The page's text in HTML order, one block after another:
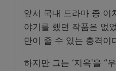
앞서 국내 드라마 중 이
야기를 했던 작품은 없
만이 줄 수 있는 충격이
하지만 그는 ‘지옥’을 “